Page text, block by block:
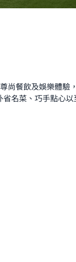
尚餐飲及娛樂體驗
名菜、巧手點心